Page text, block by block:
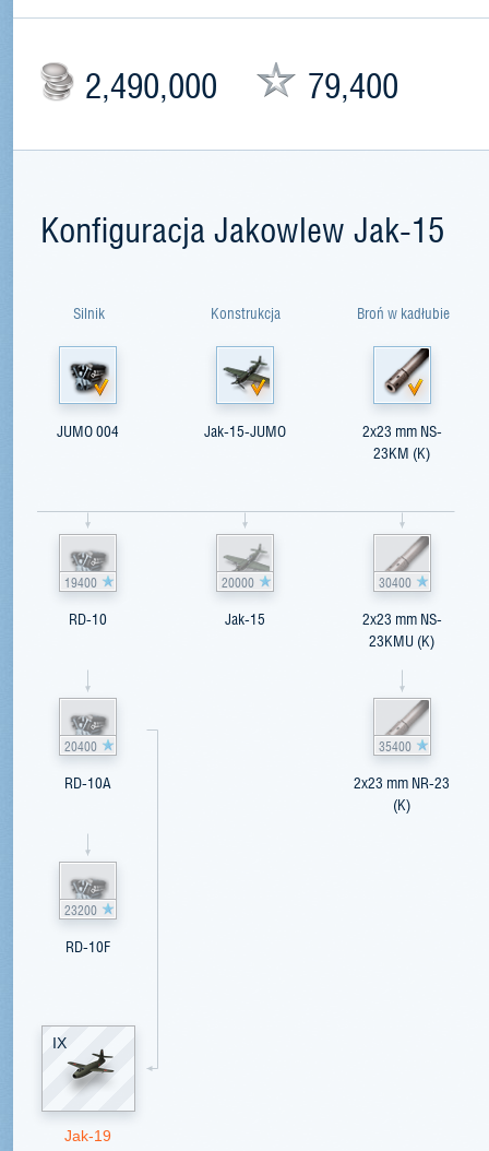
2,490,000 79,400
Konfiguracja Jakowlew Jak-15
Silnik
JUMO 004
19400
RD-10
20400
RD-10A
23200
RD-10F
IX
Jak-19
Konstrukcja
Jak-15-JUMO
20000
Jak-15
Broń w kadłubie
2x23 mm NS-
23KM (K)
30400
2x23 mm NS-
23KMU (K)
35400
2x23 mm NR-23
(K)